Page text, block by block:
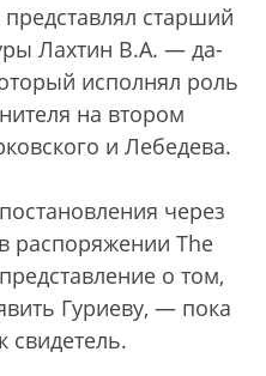
старший
Лахтин В.А. — да-
исполнял роль
на втором
и Лебедева.
через
распоряжении The
о том,
Гуриеву, — пока
свидетель.